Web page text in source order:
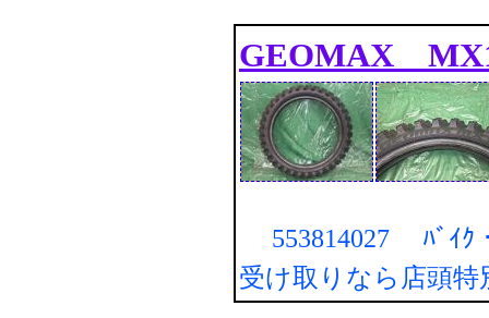
GEOMAX
553814027 ﾊﾞｲｸ
受け取りなら店頭特